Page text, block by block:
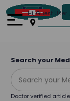
Hi, Guest User
Search your
Doctor verified article